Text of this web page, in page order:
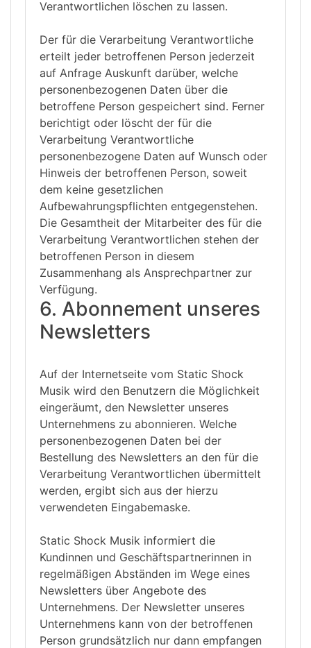
Verantwortlichen löschen zu lassen.
Der für die Verarbeitung Verantwortliche
erteilt jeder betroffenen Person jederzeit
auf Anfrage Auskunft darüber, welche
personenbezogenen Daten über die
betroffene Person gespeichert sind. Ferner
berichtigt oder löscht der für die
Verarbeitung Verantwortliche
personenbezogene Daten auf Wunsch oder
Hinweis der betroffenen Person, soweit
dem keine gesetzlichen
Aufbewahrungspflichten entgegenstehen.
Die Gesamtheit der Mitarbeiter des für die
Verarbeitung Verantwortlichen stehen der
betroffenen Person in diesem
Zusammenhang als Ansprechpartner zur
Verfügung.
6. Abonnement unseres
Newsletters
Auf der Internetseite vom Static Shock
Musik wird den Benutzern die Möglichkeit
eingeräumt, den Newsletter unseres
Unternehmens zu abonnieren. Welche
personenbezogenen Daten bei der
Bestellung des Newsletters an den für die
Verarbeitung Verantwortlichen übermittelt
werden, ergibt sich aus der hierzu
verwendeten Eingabemaske.
Static Shock Musik informiert die
Kundinnen und Geschäftspartnerinnen in
regelmäßigen Abständen im Wege eines
Newsletters über Angebote des
Unternehmens. Der Newsletter unseres
Unternehmens kann von der betroffenen
Person grundsätzlich nur dann empfangen